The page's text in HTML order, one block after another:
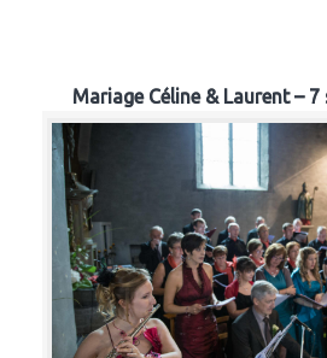
Mariage Céline & Laurent –